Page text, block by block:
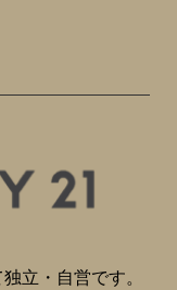
立・自営です。